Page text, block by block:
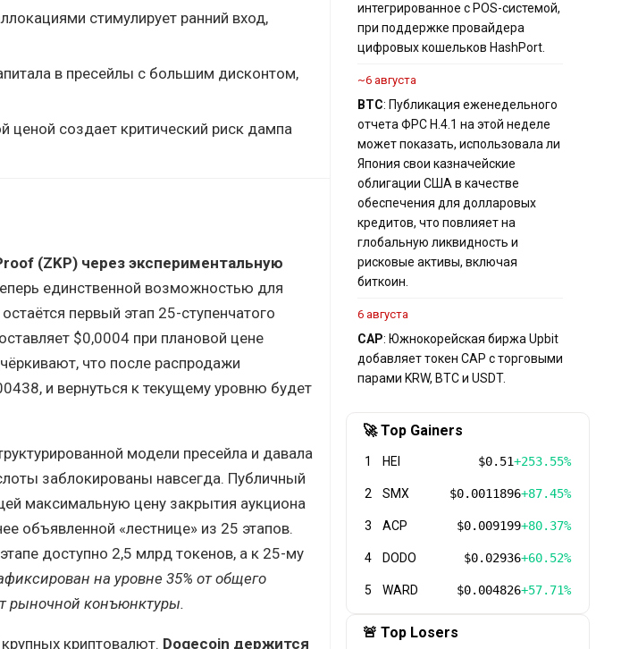
стимулирует ранний вход,
в пресейлы с большим дисконтом,
создает критический риск дампа
(ZKP) через экспериментальную
единственной возможностью для
первый этап 25-ступенчатого
$0,0004 при плановой цене
что после распродажи
и вернуться к текущему уровню будет
модели пресейла и давала
заблокированы навсегда. Публичный
максимальную цену закрытия аукциона
объявленной «лестнице» из 25 этапов.
доступно 2,5 млрд токенов, а к 25-му
на уровне 35% от общего
рыночной конъюнктуры.
криптовалют. Dogecoin держится
интегрированное с POS-системой,
при поддержке провайдера
цифровых кошельков HashPort.
~6 августа
BTC: Публикация еженедельного
отчета ФРС H.4.1 на этой неделе
может показать, использовала ли
Япония свои казначейские
облигации США в качестве
обеспечения для долларовых
кредитов, что повлияет на
глобальную ликвидность и
рисковые активы, включая
биткоин.
6 августа
CAP: Южнокорейская биржа Upbit
добавляет токен CAP с торговыми
парами KRW, BTC и USDT.
🚀 Top Gainers
1 HEI $0.51+253.55%
2 SMX $0.0011896+87.45%
3 ACP $0.009199+80.37%
4 DODO $0.02936+60.52%
5 WARD $0.004826+57.71%
🚨 Top Losers